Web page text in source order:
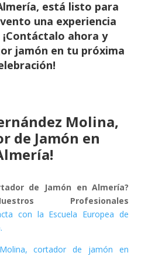
está listo para
una experiencia
ahora y
jamón en tu próxima
Molina,
de Jamón en
de Jamón en Almería?
Profesionales
con la Escuela Europea de
cortador de jamón en